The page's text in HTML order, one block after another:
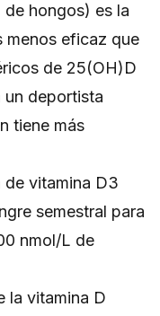
hongos) es la
menos eficaz que
de 25(OH)D
un deportista
tiene más
vitamina D3
semestral para
nmol/L de
la vitamina D